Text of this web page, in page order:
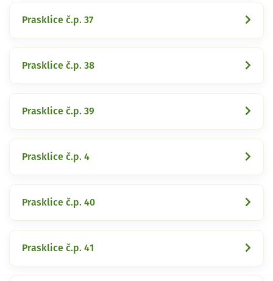
Prasklice č.p. 37
Prasklice č.p. 38
Prasklice č.p. 39
Prasklice č.p. 4
Prasklice č.p. 40
Prasklice č.p. 41